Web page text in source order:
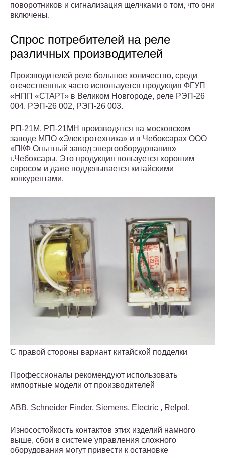
поворотников и сигнализация щелчками о том, что они
включены.
Спрос потребителей на реле
различных производителей
Производителей реле большое количество, среди
отечественных часто используется продукция ФГУП
«НПП «СТАРТ» в Великом Новгороде, реле РЭП-26
004. РЭП-26 002, РЭП-26 003.
РП-21М, РП-21МН производятся на московском
заводе МПО «Электротехника» и в Чебоксарах ООО
«ПКФ Опытный завод энергооборудования»
г.Чебоксары. Это продукция пользуется хорошим
спросом и даже подделывается китайскими
конкурентами.
С правой стороны вариант китайской подделки
Профессионалы рекомендуют использовать
импортные модели от производителей
ABB, Schneider Finder, Siemens, Electric , Relрol.
Износостойкость контактов этих изделий намного
выше, сбои в системе управления сложного
оборудования могут привести к остановке